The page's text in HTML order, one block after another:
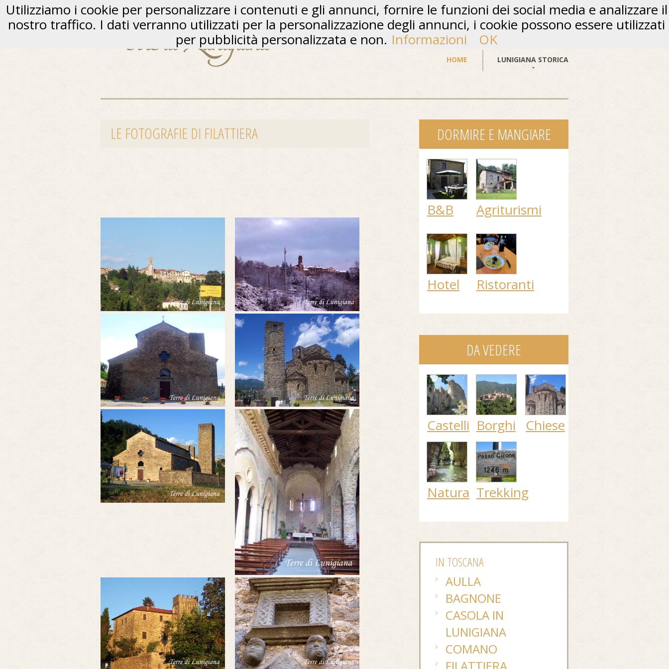
HOME LUNIGIANA STORICA
LE FOTOGRAFIE DI FILATTIERA DORMIRE E MANGIARE
B&B Agriturismi
Hotel Ristoranti
DA VEDERE
Castelli Borghi Chiese
Natura Trekking
IN TOSCANA
AULLA
BAGNONE
CASOLA IN
LUNIGIANA
COMANO
Utilizziamo i cookie per personalizzare i contenuti e gli annunci, fornire le funzioni dei social media e analizzare il
nostro traffico. I dati verranno utilizzati per la personalizzazione degli annunci, i cookie possono essere utilizzati
per pubblicità personalizzata e non. Informazioni OK